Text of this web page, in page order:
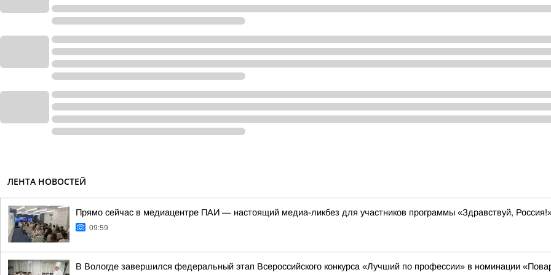
ЛЕНТА НОВОСТЕЙ
Прямо сейчас в медиацентре ПАИ — настоящий медиа-ликбез для участников программы «Здравствуй,
09:59
В Вологде завершился федеральный этап Всероссийского конкурса «Лучший по профессии» в номинации